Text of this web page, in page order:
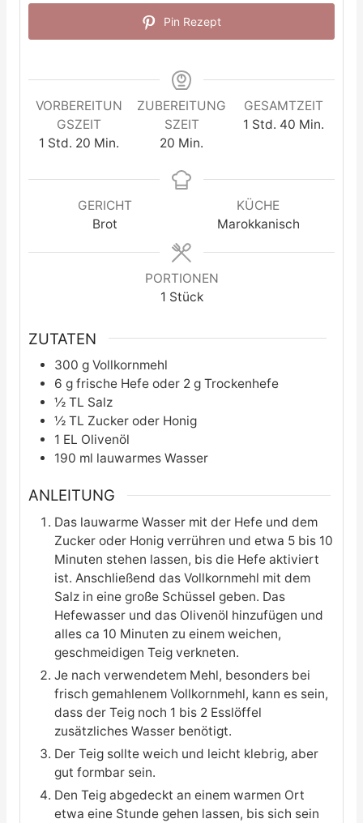
Pin Rezept
VORBEREITUN
GSZEIT
1 Stunde
Std. 20 Minuten
Min.
ZUBEREITUNG
SZEIT
20 Minuten
Min.
GESAMTZEIT
1 Stunde
Std. 40 Minuten
Min.
GERICHT
Brot
KÜCHE
Marokkanisch
PORTIONEN
1 Stück
ZUTATEN
300 g Vollkornmehl
6 g frische Hefe oder 2 g Trockenhefe
½ TL Salz
½ TL Zucker oder Honig
1 EL Olivenöl
190 ml lauwarmes Wasser
ANLEITUNG
Das lauwarme Wasser mit der Hefe und dem
Zucker oder Honig verrühren und etwa 5 bis 10
Minuten stehen lassen, bis die Hefe aktiviert
ist. Anschließend das Vollkornmehl mit dem
Salz in eine große Schüssel geben. Das
Hefewasser und das Olivenöl hinzufügen und
alles ca 10 Minuten zu einem weichen,
geschmeidigen Teig verkneten.
Je nach verwendetem Mehl, besonders bei
frisch gemahlenem Vollkornmehl, kann es sein,
dass der Teig noch 1 bis 2 Esslöffel
zusätzliches Wasser benötigt.
Der Teig sollte weich und leicht klebrig, aber
gut formbar sein.
Den Teig abgedeckt an einem warmen Ort
etwa eine Stunde gehen lassen, bis sich sein